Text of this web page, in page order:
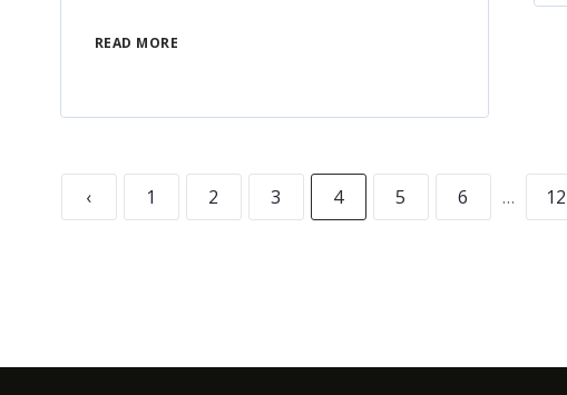
READ MORE
‹ 1 2 3 4 5 6 … 12